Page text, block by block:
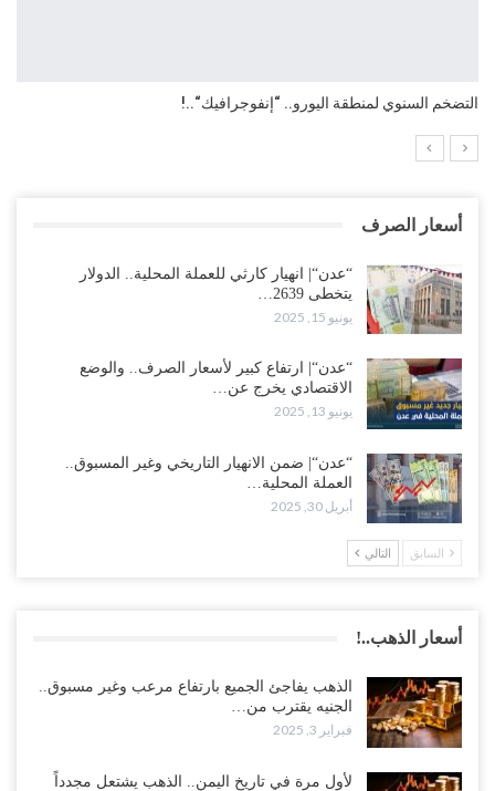
التضخم السنوي لمنطقة اليورو.. “إنفوجرافيك“..!
أسعار الصرف
“عدن“| انهيار كارثي للعملة المحلية.. الدولار
يتخطى 2639…
يونيو 15, 2025
“عدن“| ارتفاع كبير لأسعار الصرف.. والوضع
الاقتصادي يخرج عن…
يونيو 13, 2025
“عدن“| ضمن الانهيار التاريخي وغير المسبوق..
العملة المحلية…
أبريل 30, 2025
السابق التالي
أسعار الذهب..!
الذهب يفاجئ الجميع بارتفاع مرعب وغير مسبوق..
الجنيه يقترب من…
فبراير 3, 2025
لأول مرة في تاريخ اليمن.. الذهب يشتعل مجدداً